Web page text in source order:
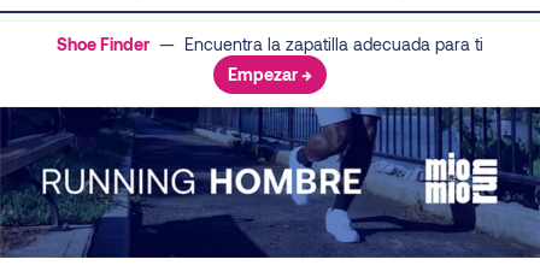
Shoe Finder — Encuentra la zapatilla adecuada para ti
Empezar →